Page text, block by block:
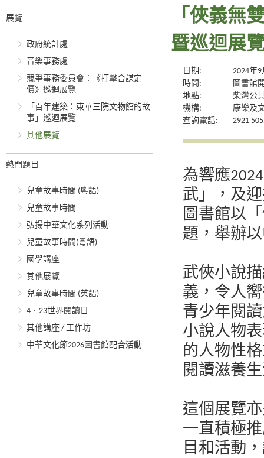
展覽
政府統計處
音樂事務處
競爭事務委員會：《打擊合謀定
價》巡迴展覽
「百年建築：東華三院文物館的故
事」巡迴展覽
其他展覽
熱門題目
兒童故事時間 (粵語)
兒童故事時間
弘揚中華文化系列活動
兒童故事時間(粵語)
國學講座
其他展覽
兒童故事時間 (英語)
4．23世界閱讀日
其他講座 / 工作坊
中華文化節2026圖書館配合活動
「俠義無
暨巡迴展
日期:
2024年
時間:
圖書館
地點:
柴灣公
機構:
康樂及
查詢電話:
2921
為響應
武」，及
圖書館以
題，舉辦
武俠小說
義，令人
青少年閱
小說人物
的人物性
閱讀滋養
這個展覽
一直積極
目和活動